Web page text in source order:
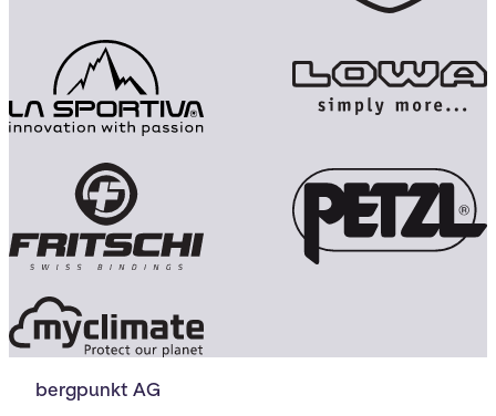
bergpunkt AG